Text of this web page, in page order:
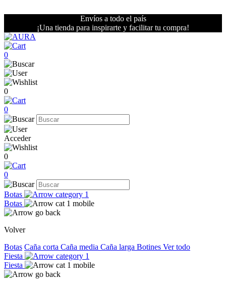
Envíos a todo el país
¡Una tienda para inspirarte y facilitar tu compra!
0
0
0
Acceder
0
0
Botas
Botas
Volver
Botas Caña corta Caña media Caña larga Botines Ver todo
Fiesta
Fiesta